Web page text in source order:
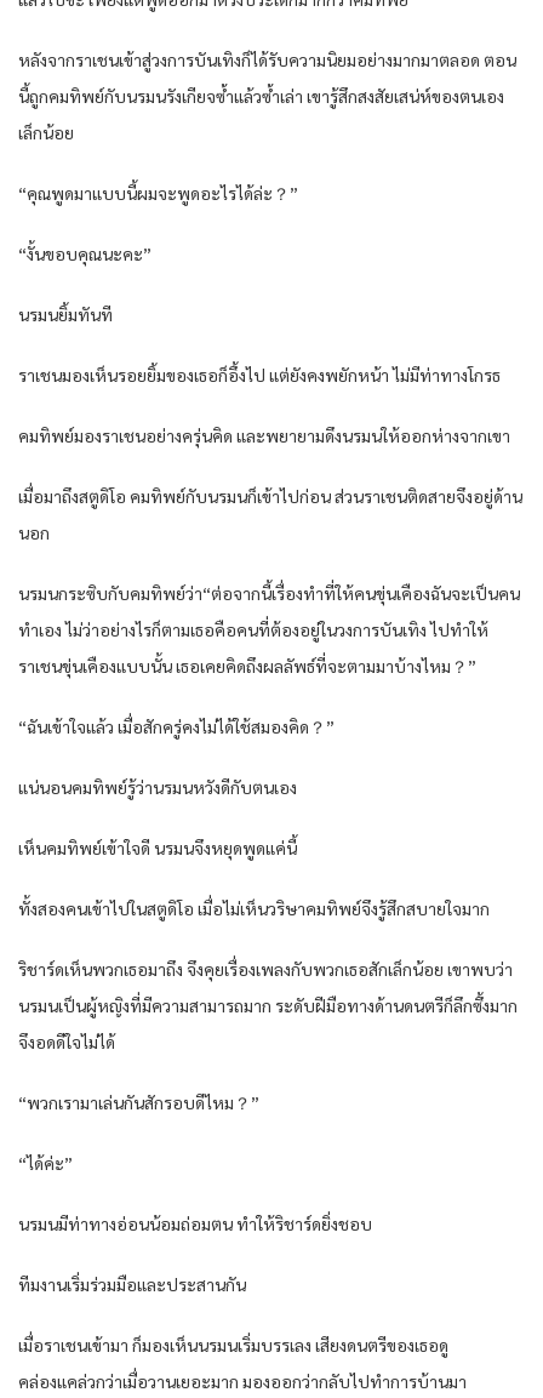
หลังจากราเชนเข้าสู่วงการบันเทิงก็ได้รับความนิยมอย่างมากมาตลอด ตอน
นี้ถูกคมทิพย์กับนรมนรังเกียจซ้ำแล้วซ้ำเล่า เขารู้สึกสงสัยเสน่ห์ของตนเอง
เล็กน้อย
“คุณพูดมาแบบนี้ผมจะพูดอะไรได้ล่ะ？”
“งั้นขอบคุณนะคะ”
นรมนยิ้มทันที
ราเชนมองเห็นรอยยิ้มของเธอก็อึ้งไป แต่ยังคงพยักหน้า ไม่มีท่าทางโกรธ
คมทิพย์มองราเชนอย่างครุ่นคิด และพยายามดึงนรมนให้ออกห่างจากเขา
เมื่อมาถึงสตูดิโอ คมทิพย์กับนรมนก็เข้าไปก่อน ส่วนราเชนติดสายจึงอยู่ด้าน
นอก
นรมนกระซิบกับคมทิพย์ว่า“ต่อจากนี้เรื่องทำที่ให้คนขุ่นเคืองฉันจะเป็นคน
ทำเอง ไม่ว่าอย่างไรก็ตามเธอคือคนที่ต้องอยู่ในวงการบันเทิง ไปทำให้
ราเชนขุ่นเคืองแบบนั้น เธอเคยคิดถึงผลลัพธ์ที่จะตามมาบ้างไหม？”
“ฉันเข้าใจแล้ว เมื่อสักครู่คงไม่ได้ใช้สมองคิด？”
แน่นอนคมทิพย์รู้ว่านรมนหวังดีกับตนเอง
เห็นคมทิพย์เข้าใจดี นรมนจึงหยุดพูดแค่นี้
ทั้งสองคนเข้าไปในสตูดิโอ เมื่อไม่เห็นวริษาคมทิพย์จึงรู้สึกสบายใจมาก
ริชาร์ดเห็นพวกเธอมาถึง จึงคุยเรื่องเพลงกับพวกเธอสักเล็กน้อย เขาพบว่า
นรมนเป็นผู้หญิงที่มีความสามารถมาก ระดับฝีมือทางด้านดนตรีก็ลึกซึ้งมาก
จึงอดดีใจไม่ได้
“พวกเรามาเล่นกันสักรอบดีไหม？”
“ได้ค่ะ”
นรมนมีท่าทางอ่อนน้อมถ่อมตน ทำให้ริชาร์ดยิ่งชอบ
ทีมงานเริ่มร่วมมือและประสานกัน
เมื่อราเชนเข้ามา ก็มองเห็นนรมนเริ่มบรรเลง เสียงดนตรีของเธอดู
คล่องแคล่วกว่าเมื่อวานเยอะมาก มองออกว่ากลับไปทำการบ้านมา